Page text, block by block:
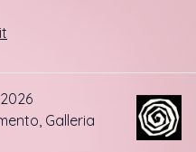
Galleria